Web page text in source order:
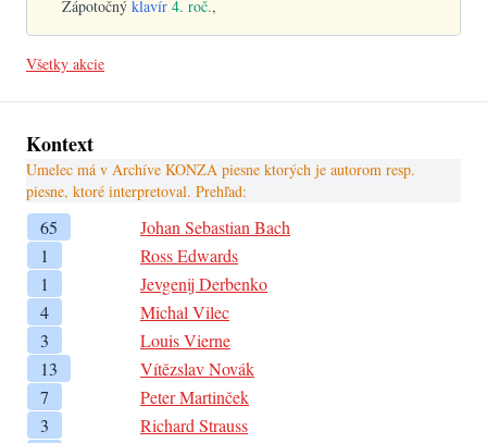
Zápotočný klavír 4. roč.,
Všetky akcie
Kontext
Umelec má v Archíve KONZA piesne ktorých je autorom resp.
piesne, ktoré interpretoval. Prehľad:
65
Johan Sebastian Bach
1
Ross Edwards
1
Jevgenij Derbenko
4
Michal Vilec
3
Louis Vierne
13
Vítězslav Novák
7
Peter Martinček
3
Richard Strauss